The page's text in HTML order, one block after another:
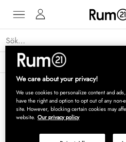
Få 15 % rabatt på Grythyttan
We care about your privacy!
We use cookies to personalize content and
have the right and option to opt out of any
site. However, blocking certain cookies may
website. Our privacy policy